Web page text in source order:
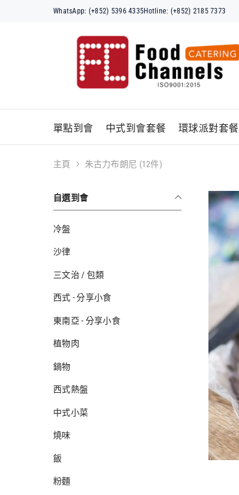
跳至內容WhatsApp: (+852) 5396 4335Hotline: (+852) 2185 7373
單點到會 中式到會套餐 環球派對套餐
主頁 朱古力布朗尼 (12件)
自選到會
冷盤
沙律
三文治 / 包類
西式 - 分享小食
東南亞 - 分享小食
植物肉
鍋物
西式熱盤
中式小菜
燒味
飯
粉麵